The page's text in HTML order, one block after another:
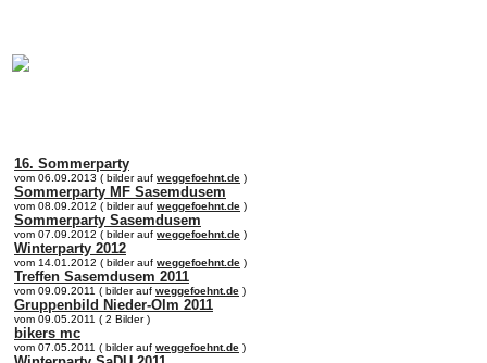
16. Sommerparty
vom 06.09.2013 ( bilder auf weggefoehnt.de )
Sommerparty MF Sasemdusem
vom 08.09.2012 ( bilder auf weggefoehnt.de )
Sommerparty Sasemdusem
vom 07.09.2012 ( bilder auf weggefoehnt.de )
Winterparty 2012
vom 14.01.2012 ( bilder auf weggefoehnt.de )
Treffen Sasemdusem 2011
vom 09.09.2011 ( bilder auf weggefoehnt.de )
Gruppenbild Nieder-Olm 2011
vom 09.05.2011 ( 2 Bilder )
bikers mc
vom 07.05.2011 ( bilder auf weggefoehnt.de )